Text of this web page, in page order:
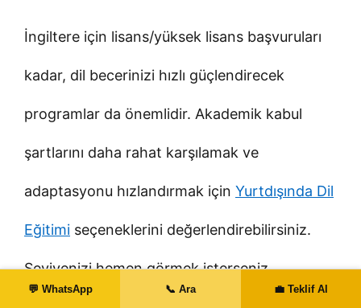
İngiltere için lisans/yüksek lisans başvuruları
kadar, dil becerinizi hızlı güçlendirecek
programlar da önemlidir. Akademik kabul
şartlarını daha rahat karşılamak ve
adaptasyonu hızlandırmak için Yurtdışında Dil
Eğitimi seçeneklerini değerlendirebilirsiniz.
Seviyenizi hemen görmek isterseniz,
💬 WhatsApp 📞 Ara 💼 Teklif Al